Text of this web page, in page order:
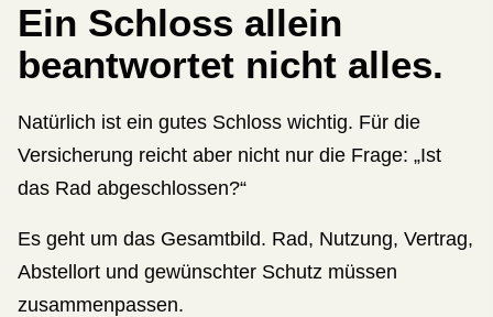
Ein Schloss allein
beantwortet nicht alles.
Natürlich ist ein gutes Schloss wichtig. Für die
Versicherung reicht aber nicht nur die Frage: „Ist
das Rad abgeschlossen?“
Es geht um das Gesamtbild. Rad, Nutzung, Vertrag,
Abstellort und gewünschter Schutz müssen
zusammenpassen.